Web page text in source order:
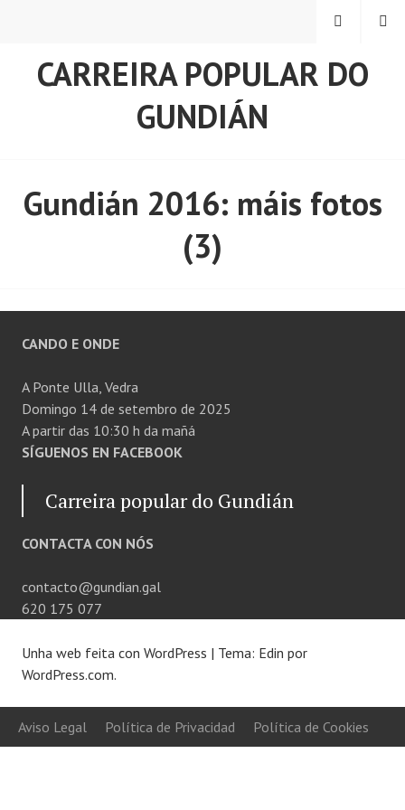
CARREIRA POPULAR DO
GUNDIÁN
MENU
SEARCH
Gundián 2016: máis fotos
(3)
CANDO E ONDE
A Ponte Ulla, Vedra
Domingo 14 de setembro de 2025
A partir das 10:30 h da mañá
SÍGUENOS EN FACEBOOK
Carreira popular do Gundián
CONTACTA CON NÓS
contacto@gundian.gal
620 175 077
Unha web feita con WordPress | Tema: Edin por
WordPress.com.
Aviso Legal Política de Privacidad Política de Cookies